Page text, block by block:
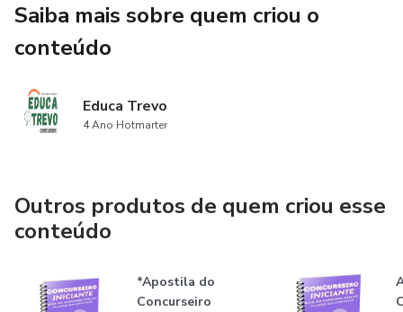
3. Exercícios com gabarito e questões para exercitar a
exercícios práticos com gabarito, permitindo que o
estudante teste seus conhecimentos e identifique áreas
praticar e aprimorar sua aprendizagem. Isso ajuda a
consolidar o conhecimento adquirido e a aumentar a
Saiba mais sobre quem criou o
conteúdo
Educa Trevo
4 Ano Hotmarter
Outros produtos de quem criou esse
conteúdo
*Apostila do
Concurseiro